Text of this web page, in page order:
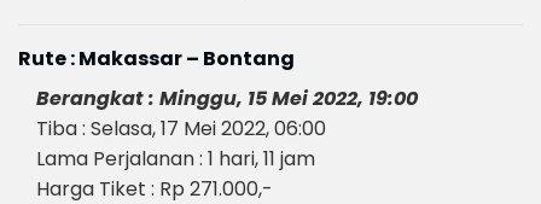
Rute : Makassar – Bontang
Berangkat : Minggu, 15 Mei 2022, 19:00
Tiba : Selasa, 17 Mei 2022, 06:00
Lama Perjalanan : 1 hari, 11 jam
Harga Tiket : Rp 271.000,-